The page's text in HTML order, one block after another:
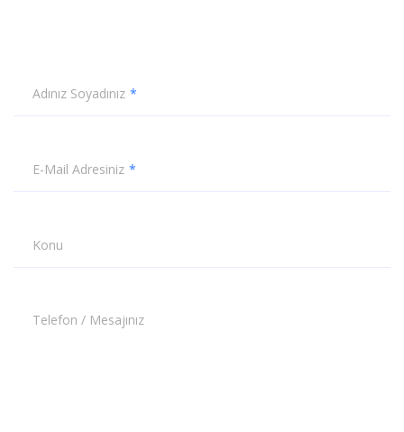
Adınız Soyadınız
E-Mail Adresiniz
Konu
Telefon / Mesajınız